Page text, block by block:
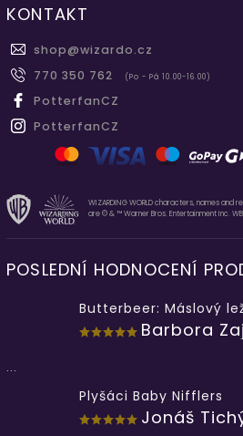
KONTAKT
shop@wizardo.cz
770 350 762
(Po - Pá 10.00-16.00)
PotterfanCZ
PotterfanCZ
WIZARDING WORLD characters, names and
are © & ™ Warner Bros. Entertainment Inc. WB
POSLEDNÍ HODNOCENÍ
Butterbeer: Máslový
Barbora
...
Plyšáci Baby Nifflers
Jonáš